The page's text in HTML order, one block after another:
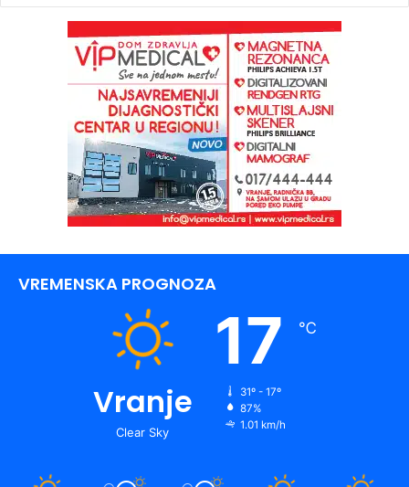
VREMENSKA PROGNOZA
Vranje
Clear Sky
17 ℃
31º - 17º
87%
1.01 km/h